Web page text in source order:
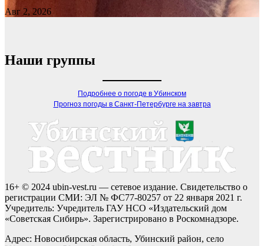
Авг 2, 2026
Наши группы
Подробнее о погоде в Убинском
Прогноз погоды в Санкт-Петербурге на завтра
16+ © 2024 ubin-vest.ru — сетевое издание. Свидетельство о
регистрации СМИ: ЭЛ № ФС77-80257 от 22 января 2021 г.
Учредитель: Учредитель ГАУ НСО «Издательский дом
«Советская Сибирь». Зарегистрировано в Роскомнадзоре.
Адрес: Новосибирская область, Убинский район, село